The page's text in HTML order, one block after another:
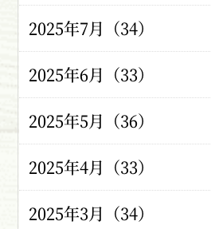
2025年7月（34）
2025年6月（33）
2025年5月（36）
2025年4月（33）
2025年3月（34）